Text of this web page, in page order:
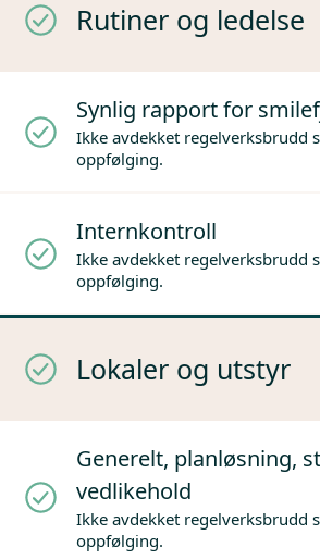
Rutiner og ledelse
Synlig rapport for
Ikke avdekket regelverksbrudd
oppfølging.
Internkontroll
Ikke avdekket regelverksbrudd
oppfølging.
Lokaler og utstyr
Generelt, planløsning,
vedlikehold
Ikke avdekket regelverksbrudd
oppfølging.